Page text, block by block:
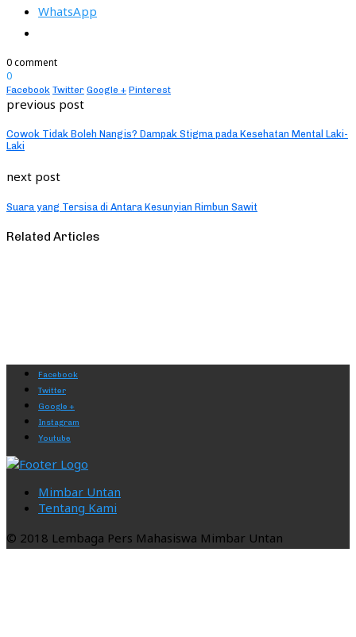
WhatsApp
0 comment
0
Facebook Twitter Google + Pinterest
previous post
Cowok Tidak Boleh Nangis? Dampak Stigma pada Kesehatan Mental Laki-
Laki
next post
Suara yang Tersisa di Antara Kesunyian Rimbun Sawit
Related Articles
Facebook
Twitter
Google +
Instagram
Youtube
Mimbar Untan
Tentang Kami
© 2018 Lembaga Pers Mahasiswa Mimbar Untan